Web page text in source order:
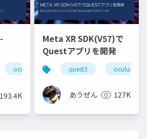
方-oculus integration unity
193.4K
Meta XR SDK(V57)で
Questアプリを開発
quest3 oculus
あうぜん 127K